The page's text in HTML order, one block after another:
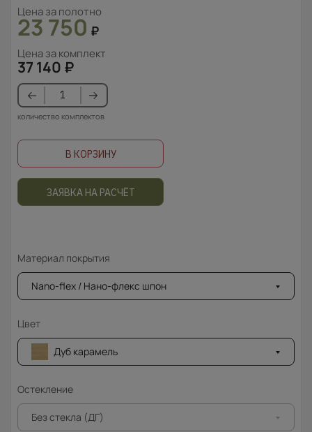
Цена за полотно
23 750 ₽
Цена за комплект
37 140 ₽
количество комплектов
В КОРЗИНУ
ЗАЯВКА НА РАСЧЁТ
Материал покрытия
Nano-flex / Нано-флекс шпон
Цвет
Дуб карамель
Остекление
Без стекла (ДГ)